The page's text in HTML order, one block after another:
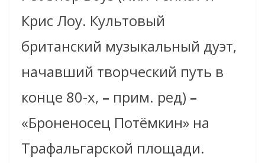
Крис Лоу. Культовый
британский музыкальный дуэт,
начавший творческий путь в
конце 80-х, – прим. ред) –
«Броненосец Потёмкин» на
Трафальгарской площади.